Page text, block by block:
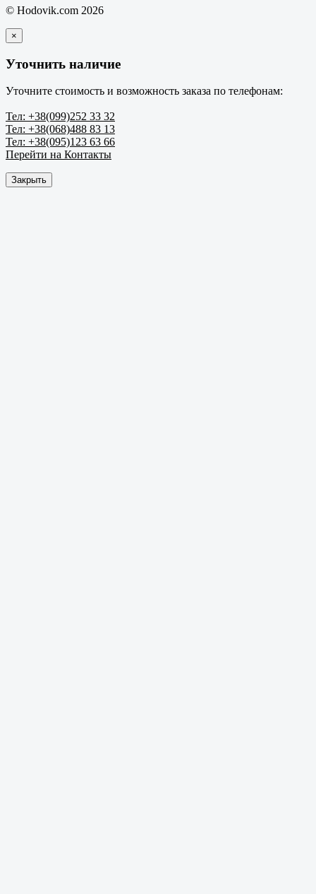
© Hodovik.com 2026
×
Уточнить наличие
Уточните стоимость и возможность заказа по телефонам:
Тел: +38(099)252 33 32
Тел: +38(068)488 83 13
Тел: +38(095)123 63 66
Перейти на Контакты
Закрыть